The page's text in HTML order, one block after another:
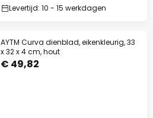
Levertijd: 10 - 15 werkdagen
AYTM Curva dienblad, eikenkleurig, 33
x 32 x 4 cm, hout
€ 49,82